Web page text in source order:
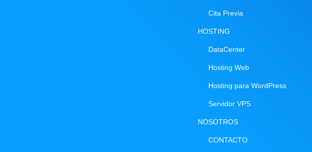
Cita Previa
HOSTING
DataCenter
Hosting Web
Hosting para WordPress
Servidor VPS
NOSOTROS
CONTACTO